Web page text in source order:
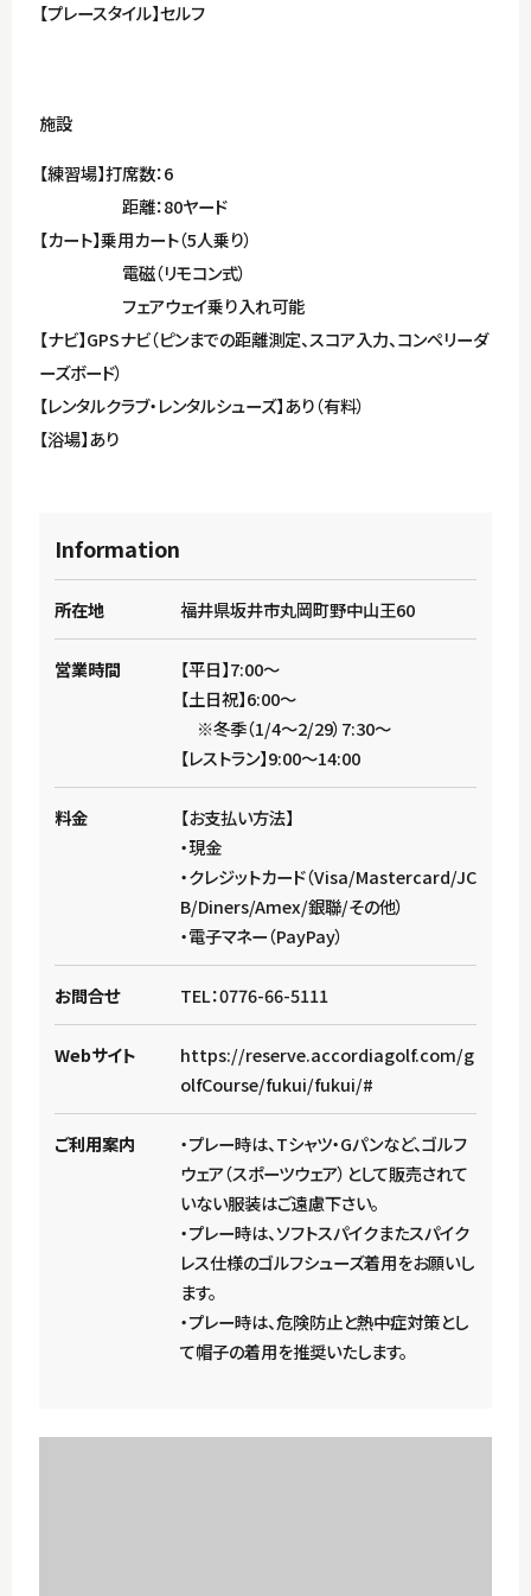
【プレースタイル】セルフ
施設
【練習場】打席数：6
距離：80ヤード
【カート】乗用カート（5人乗り）
電磁（リモコン式）
フェアウェイ乗り入れ可能
【ナビ】GPSナビ（ピンまでの距離測定、スコア入力、コンペリーダ
ーズボード）
【レンタルクラブ・レンタルシューズ】あり（有料）
【浴場】あり
Information
所在地 福井県坂井市丸岡町野中山王60
営業時間
【平日】7:00～
【土日祝】6:00～
※冬季（1/4～2/29）7:30～
【レストラン】9:00～14:00
料金
【お支払い方法】
・現金
・クレジットカード（Visa/Mastercard/JC
B/Diners/Amex/銀聯/その他）
・電子マネー（PayPay）
お問合せ TEL：0776-66-5111
Webサイト
https://reserve.accordiagolf.com/g
olfCourse/fukui/fukui/#
ご利用案内
・プレー時は、Tシャツ・Gパンなど、ゴルフ
ウェア（スポーツウェア）として販売されて
いない服装はご遠慮下さい。
・プレー時は、ソフトスパイクまたスパイク
レス仕様のゴルフシューズ着用をお願いし
ます。
・プレー時は、危険防止と熱中症対策とし
て帽子の着用を推奨いたします。